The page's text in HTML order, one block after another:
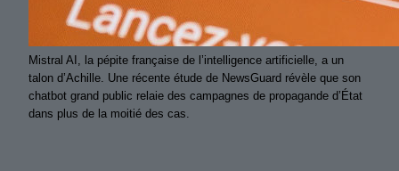
Mistral AI, la pépite française de l’intelligence artificielle, a un
talon d’Achille. Une récente étude de NewsGuard révèle que son
chatbot grand public relaie des campagnes de propagande d’État
dans plus de la moitié des cas.